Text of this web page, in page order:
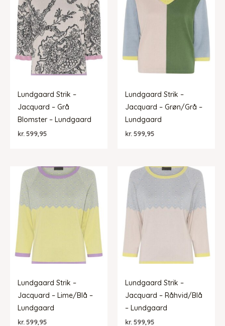
Lundgaard Strik –
Jacquard – Grå
Blomster – Lundgaard
kr.599,95
Lundgaard Strik –
Jacquard – Grøn/Grå –
Lundgaard
kr.599,95
Lundgaard Strik –
Jacquard – Lime/Blå –
Lundgaard
kr. 599,95
Lundgaard Strik –
Jacquard – Råhvid/Blå
– Lundgaard
kr. 599,95